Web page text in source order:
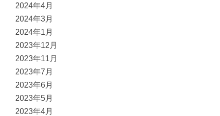
2024年4月
2024年3月
2024年1月
2023年12月
2023年11月
2023年7月
2023年6月
2023年5月
2023年4月